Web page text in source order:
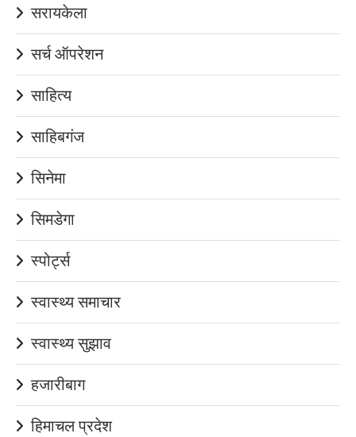
सरायकेला
सर्च ऑपरेशन
साहित्य
साहिबगंज
सिनेमा
सिमडेगा
स्पोर्ट्स
स्वास्थ्य समाचार
स्वास्थ्य सुझाव
हजारीबाग
हिमाचल प्रदेश